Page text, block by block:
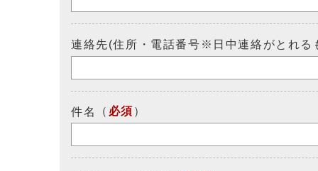
連絡先(住所・電話番号※日中連絡がとれる
件名 （ 必須 ）